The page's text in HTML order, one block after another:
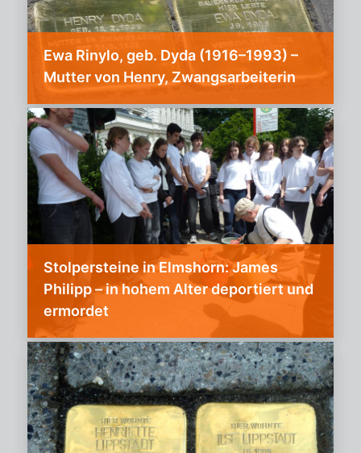
Ewa Rinylo, geb. Dyda (1916–1993) –
Mutter von Henry, Zwangsarbeiterin
Stolpersteine in Elmshorn: James
Philipp – in hohem Alter deportiert und
ermordet